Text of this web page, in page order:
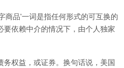
商品'一词是指任何形式的可互换的
要依赖中介的情况下，由个人独家
务权益，或证券。换句话说，美国